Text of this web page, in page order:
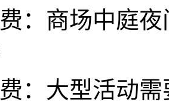
：商场中庭
：大型活动